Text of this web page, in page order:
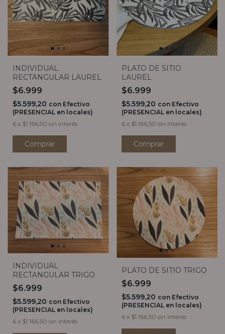
INDIVIDUAL
RECTANGULAR LAUREL
$6.999
$5.599,20 con Efectivo
(PRESENCIAL en locales)
6 x $1.166,50 sin interés
PLATO DE SITIO
LAUREL
$6.999
$5.599,20 con Efectivo
(PRESENCIAL en locales)
6 x $1.166,50 sin interés
INDIVIDUAL
RECTANGULAR TRIGO
$6.999
$5.599,20 con Efectivo
(PRESENCIAL en locales)
6 x $1.166,50 sin interés
PLATO DE SITIO TRIGO
$6.999
$5.599,20 con Efectivo
(PRESENCIAL en locales)
6 x $1.166,50 sin interés